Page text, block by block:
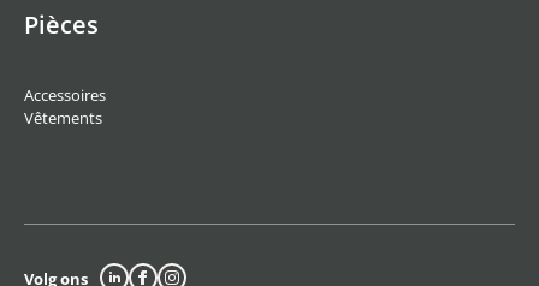
Pièces
Accessoires
Vêtements
Volg ons